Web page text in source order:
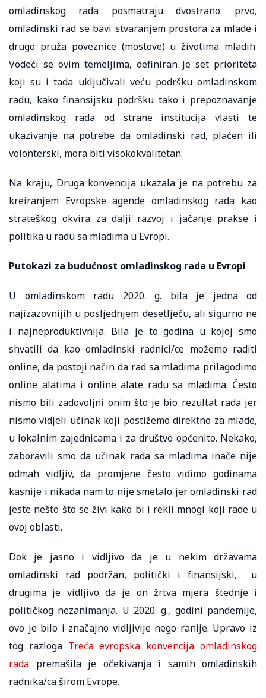
omladinskog rada posmatraju dvostrano: prvo,
omladinski rad se bavi stvaranjem prostora za mlade i
drugo pruža poveznice (mostove) u životima mladih.
Vodeći se ovim temeljima, definiran je set prioriteta
koji su i tada uključivali veću podršku omladinskom
radu, kako finansijsku podršku tako i prepoznavanje
omladinskog rada od strane institucija vlasti te
ukazivanje na potrebe da omladinski rad, plaćen ili
volonterski, mora biti visokokvalitetan.
Na kraju, Druga konvencija ukazala je na potrebu za
kreiranjem Evropske agende omladinskog rada kao
strateškog okvira za dalji razvoj i jačanje prakse i
politika u radu sa mladima u Evropi.
Putokazi za budućnost omladinskog rada u Evropi
U omladinskom radu 2020. g. bila je jedna od
najizazovnijih u posljednjem desetljeću, ali sigurno ne
i najneproduktivnija. Bila je to godina u kojoj smo
shvatili da kao omladinski radnici/ce možemo raditi
online, da postoji način da rad sa mladima prilagodimo
online alatima i online alate radu sa mladima. Često
nismo bili zadovoljni onim što je bio rezultat rada jer
nismo vidjeli učinak koji postižemo direktno za mlade,
u lokalnim zajednicama i za društvo općenito. Nekako,
zaboravili smo da učinak rada sa mladima inače nije
odmah vidljiv, da promjene često vidimo godinama
kasnije i nikada nam to nije smetalo jer omladinski rad
jeste nešto što se živi kako bi i rekli mnogi koji rade u
ovoj oblasti.
Dok je jasno i vidljivo da je u nekim državama
omladinski rad podržan, politički i finansijski, u
drugima je vidljivo da je on žrtva mjera štednje i
političkog nezanimanja. U 2020. g., godini pandemije,
ovo je bilo i značajno vidljivije nego ranije. Upravo iz
tog razloga Treća evropska konvencija omladinskog
rada premašila je očekivanja i samih omladinskih
radnika/ca širom Evrope.